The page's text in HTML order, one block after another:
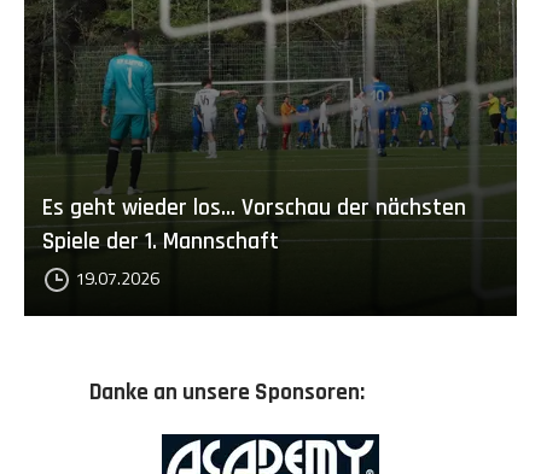
Es geht wieder los... Vorschau der nächsten
Spiele der 1. Mannschaft
19.07.2026
Danke an unsere Sponsoren: